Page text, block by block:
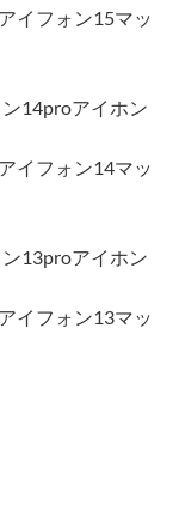
イフォン15マッ
14proアイホン
イフォン14マッ
13proアイホン
イフォン13マッ